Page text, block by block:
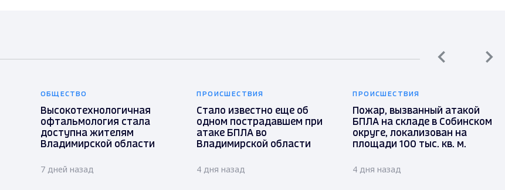
ОБЩЕСТВО
Высокотехнологичная
офтальмология стала
доступна жителям
Владимирской области
7 дней назад
ПРОИСШЕСТВИЯ
Стало известно еще об
одном пострадавшем при
атаке БПЛА во
Владимирской области
4 дня назад
ПРОИСШЕСТВИЯ
Пожар, вызванный атакой
БПЛА на складе в Собинском
округе, локализован на
площади 100 тыс. кв. м.
4 дня назад